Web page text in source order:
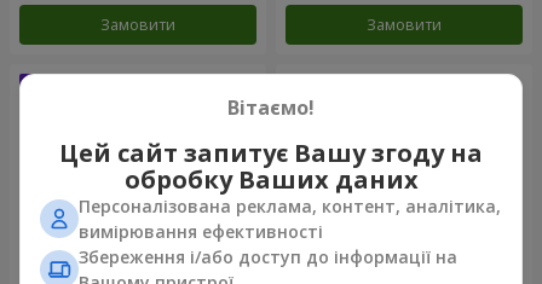
Замовити Замовити
Вітаємо!
Цей сайт запитує Вашу згоду на
обробку Ваших даних
Персоналізована реклама, контент, аналітика,
вимірювання ефективності
Збереження і/або доступ до інформації на